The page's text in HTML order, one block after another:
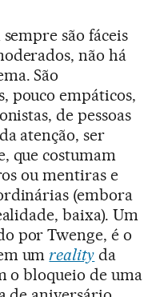
são fáceis
não há
São
pouco empáticos,
de pessoas
atenção, ser
que costumam
ou mentiras e
(embora
baixa). Um
por Twenge, é o
um reality da
o bloqueio de uma